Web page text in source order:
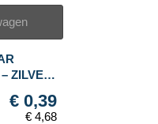
ZILVER
€ 0,39
€ 4,68